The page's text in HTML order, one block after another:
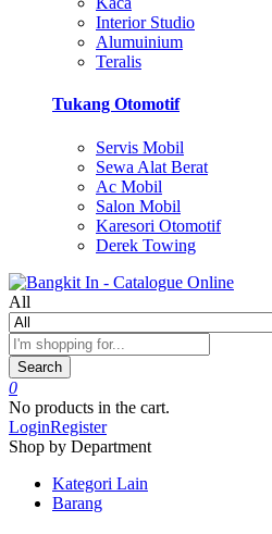
Interior Studio
Alumuinium
Teralis
Tukang Otomotif
Servis Mobil
Sewa Alat Berat
Ac Mobil
Salon Mobil
Karesori Otomotif
Derek Towing
All
Search
0
No products in the cart.
LoginRegister
Shop by Department
Kategori Lain
Barang